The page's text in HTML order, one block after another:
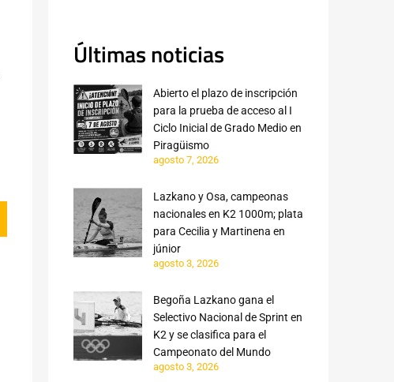
Últimas noticias
Abierto el plazo de inscripción
para la prueba de acceso al I
Ciclo Inicial de Grado Medio en
Piragüismo
agosto 7, 2026
Lazkano y Osa, campeonas
nacionales en K2 1000m; plata
para Cecilia y Martinena en
júnior
agosto 3, 2026
Begoña Lazkano gana el
Selectivo Nacional de Sprint en
K2 y se clasifica para el
Campeonato del Mundo
agosto 3, 2026